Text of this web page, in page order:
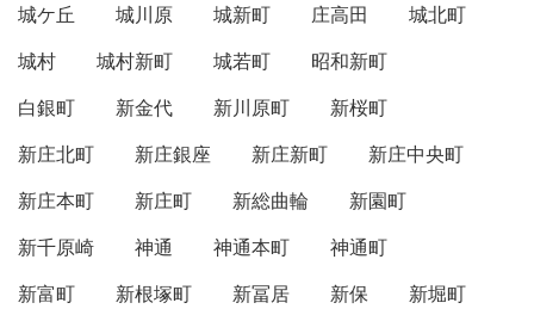
城ケ丘
城川原 城新町 庄高田
城北町
城村
城村新町 城若町
昭和新町
白銀町
新金代 新川原町
新桜町
新庄北町
新庄銀座 新庄新町
新庄中央町
新庄本町
新庄町 新総曲輪
新園町
新千原崎
神通 神通本町
神通町
新富町
新根塚町 新冨居 新保
新堀町